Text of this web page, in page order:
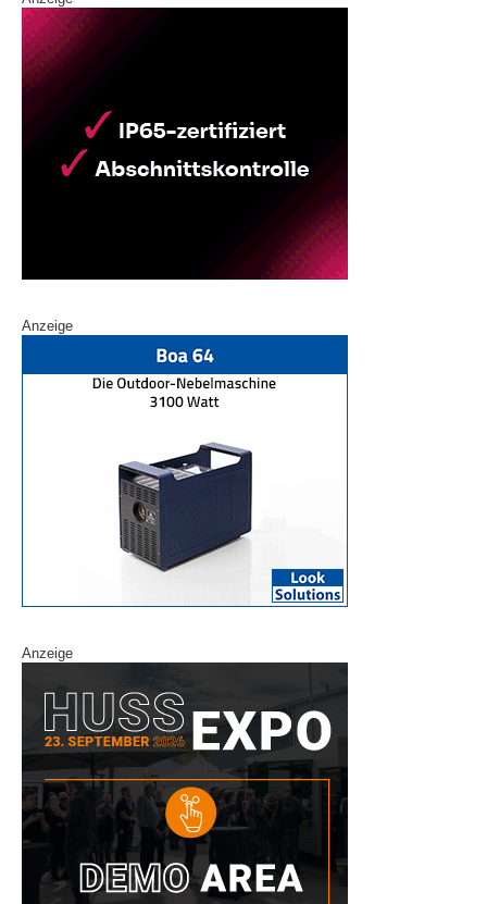
Anzeige
Anzeige